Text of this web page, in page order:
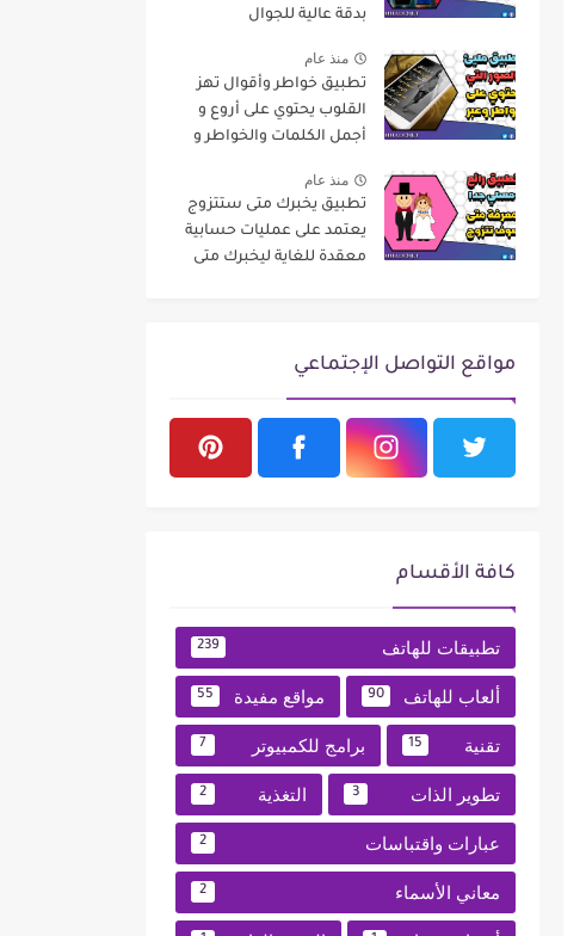
بدقة عالية للجوال
منذ عام
تطبيق خواطر وأقوال تهز
القلوب يحتوي على أروع و
أجمل الكلمات والخواطر و
منذ عام
تطبيق يخبرك متى ستتزوج
يعتمد على عمليات حسابية
معقدة للغاية ليخبرك متى
مواقع التواصل الإجتماعي
كافة الأقسام
تطبيقات للهاتف 239
ألعاب للهاتف 90 مواقع مفيدة 55
تقنية 15 برامج للكمبيوتر 7
تطوير الذات 3 التغذية 2
عبارات واقتباسات 2
معاني الأسماء 2